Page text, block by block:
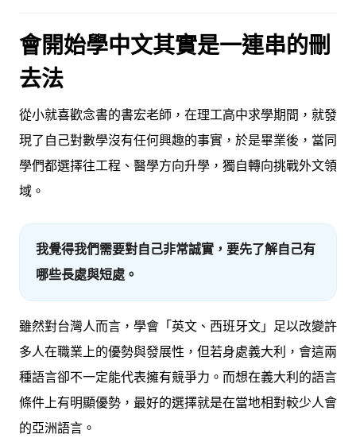
會開始學中文其實是一連串的刪
去法
從小就喜歡念書的書宏老師，在理工高中求學期間，就發
現了自己對數學沒有任何興趣的事實，於是畢業後，當同
學們都選擇往工程、醫學方向升學，獨自轉向挑戰外文領
域。
我覺得我們需要對自己非常誠實，要先了解自己有
哪些長處與短處。
雖然對台灣人而言，學會「英文、西班牙文」足以改變許
多人在職業上的優勢與發展性，但若身處義大利，會這兩
種語言卻不一定能代表擁有競爭力。而想在義大利的語言
條件上有明顯優勢，最好的選擇就是在當地相對較少人會
的亞洲語言。